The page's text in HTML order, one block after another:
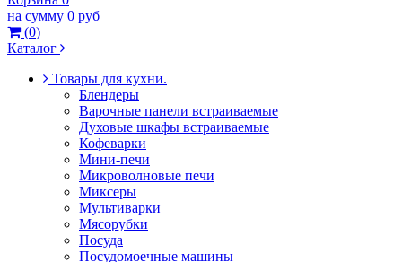
на сумму 0 руб
(0)
Каталог
Товары для кухни.
Блендеры
Варочные панели встраиваемые
Духовые шкафы встраиваемые
Кофеварки
Мини-печи
Микроволновые печи
Миксеры
Мультиварки
Мясорубки
Посуда
Посудомоечные машины